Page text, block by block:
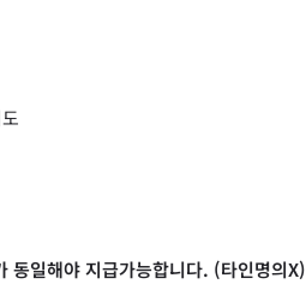
동일해야 지급가능합니다. (타인명의X)